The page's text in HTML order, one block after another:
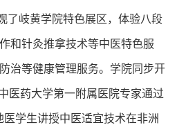
岐黄学院特色展区，体验八段
和针灸推拿技术等中医特色服
治等健康管理服务。学院同步开
医药大学第一附属医院专家通过
医学生讲授中医适宜技术在非洲